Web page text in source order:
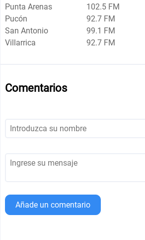
Punta Arenas
102.5 FM
Pucón
92.7 FM
San Antonio
99.1 FM
Villarrica
92.7 FM
Comentarios
Añade un comentario